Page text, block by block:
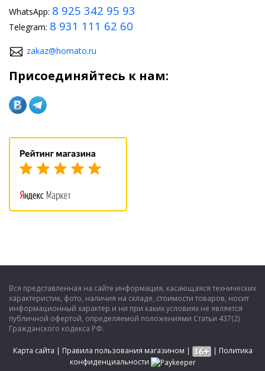
WhatsApp: 8 925 342 95 93
Telegram: 8 931 111 62 60
zakaz@homato.ru
Присоединяйтесь к нам:
Вся представленная на сайте информация, касающаяся технических
характеристик, фото, наличия на складе, стоимости товаров, носит
информационный характер и ни при каких условиях не является
публичной офертой, определяемой положениями Статьи 437(2)
Гражданского кодекса РФ.
Карта сайта | Правила пользования магазином | | Политика
конфиденциальности